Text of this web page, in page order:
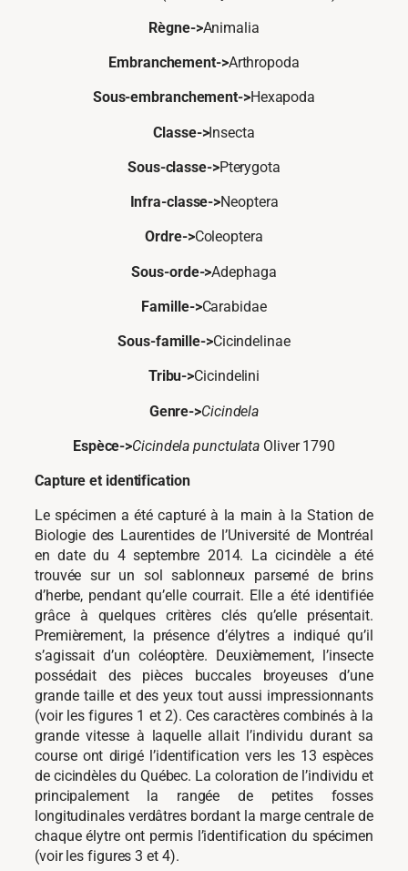
Règne->Animalia
Embranchement->Arthropoda
Sous-embranchement->Hexapoda
Classe->Insecta
Sous-classe->Pterygota
Infra-classe->Neoptera
Ordre->Coleoptera
Sous-orde->Adephaga
Famille->Carabidae
Sous-famille->Cicindelinae
Tribu->Cicindelini
Genre->Cicindela
Espèce->Cicindela punctulata Oliver 1790
Capture et identification
Le spécimen a été capturé à la main à la Station de
Biologie des Laurentides de l’Université de Montréal
en date du 4 septembre 2014. La cicindèle a été
trouvée sur un sol sablonneux parsemé de brins
d’herbe, pendant qu’elle courrait. Elle a été identifiée
grâce à quelques critères clés qu’elle présentait.
Premièrement, la présence d’élytres a indiqué qu’il
s’agissait d’un coléoptère. Deuxièmement, l’insecte
possédait des pièces buccales broyeuses d’une
grande taille et des yeux tout aussi impressionnants
(voir les figures 1 et 2). Ces caractères combinés à la
grande vitesse à laquelle allait l’individu durant sa
course ont dirigé l’identification vers les 13 espèces
de cicindèles du Québec. La coloration de l’individu et
principalement la rangée de petites fosses
longitudinales verdâtres bordant la marge centrale de
chaque élytre ont permis l’identification du spécimen
(voir les figures 3 et 4).